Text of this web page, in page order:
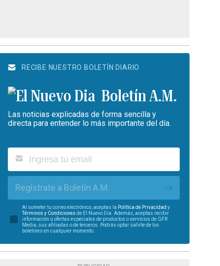
RECIBE NUESTRO BOLETÍN DIARIO
Boletín A.M.
Las noticias explicadas de forma sencilla y
directa para entender lo más importante del día.
Regístrate a Boletín A.M.
Al someter tu correo electrónico, aceptas la Política de Privacidad y
Términos y Condiciones de El Nuevo Día. Además, aceptas recibir
información u ofertas especiales de productos o servicios de GFR
Media, sus afiliadas o de terceros. Podrás optar salirte de los
boletines en cualquier momento.